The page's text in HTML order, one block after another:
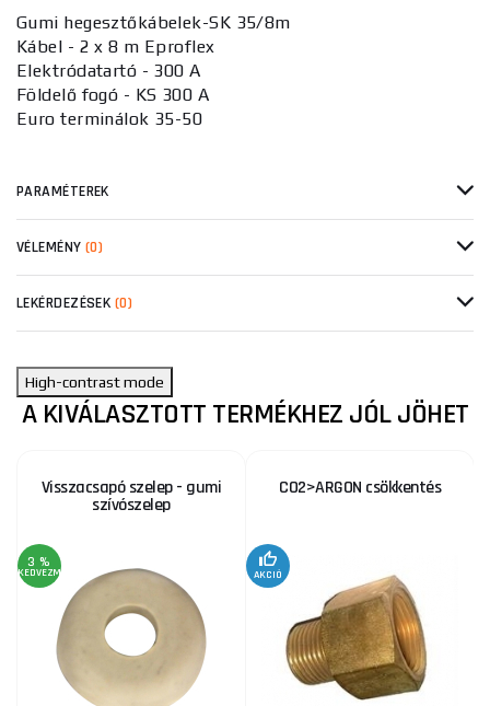
Gumi hegesztőkábelek-SK 35/8m
Kábel - 2 x 8 m Eproflex
Elektródatartó - 300 A
Földelő fogó - KS 300 A
Euro terminálok 35-50
PARAMÉTEREK
VÉLEMÉNY (0)
LEKÉRDEZÉSEK (0)
High-contrast mode
A KIVÁLASZTOTT TERMÉKHEZ JÓL JÖHET
Visszacsapó szelep - gumi
szívószelep
3 %
KEDVEZMÉNY
CO2>ARGON csökkentés
AKCIÓ